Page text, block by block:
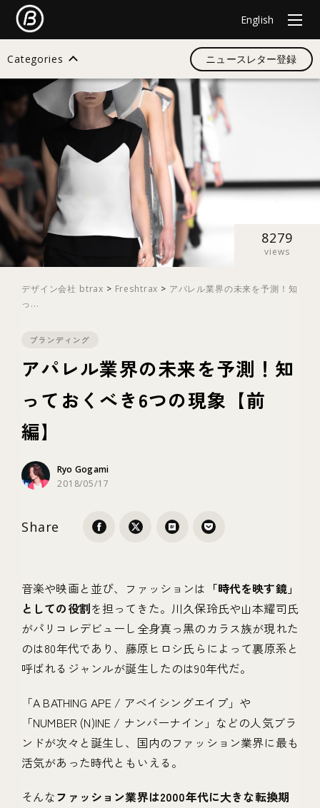
English
Categories
検索
すべて
デザイン
イノベーション
テクノロジー
ブランディング
ニュースレター登録
8279
views
デザイン会社 btrax > Freshtrax > アパレル業界の未来を予測！知
っ...
ブランディング
アパレル業界の未来を予測！知
っておくべき6つの現象【前
編】
Ryo Gogami
2018/05/17
Share
音楽や映画と並び、ファッションは 「時代を映す鏡」
としての役割を担ってきた。川久保玲氏や山本耀司氏
がパリコレデビューし全身真っ黒のカラス族が現れた
のは80年代であり、藤原ヒロシ氏らによって裏原系と
呼ばれるジャンルが誕生したのは90年代だ。
「A BATHING APE / アベイシングエイプ」や
「NUMBER (N)INE / ナンバーナイン」などの人気ブラ
ンドが次々と誕生し、国内のファッション業界に最も
活気があった時代ともいえる。
そんなファッション業界は2000年代に大きな転換期